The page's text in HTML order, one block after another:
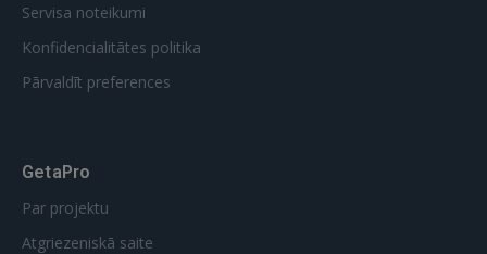
Servisa noteikumi
Konfidencialitātes politika
Pārvaldīt preferences
GetaPro
Par projektu
Atgriezeniskā saite